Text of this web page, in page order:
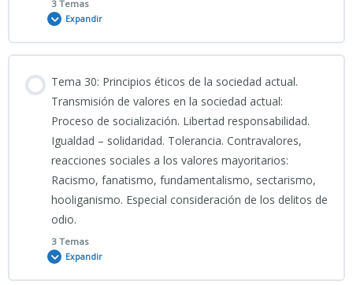
TEST 6_TEMA 26 CNP
TEST 7_TEMA 26 CNP
TEST 8_TEMA 26 CNP
TEST 1_TEMA 27 CNP
TEST 2_TEMA 27 CNP
TEST 3_TEMA 27 CNP
TEST 4_TEMA 27 CNP
TEST 5_TEMA 27 CNP
TEST 6_TEMA 27 CNP
PRESENTACIÓN TEMA 28 CNP
INFOTEMA 28 CNP
3 Temas
Expandir
0% COMPLETADO 0/3 Pasos
Clase grabada Tema 29 CNP_27_05_2026
PRESENTACIÓN_TEMA 29
CNP_Silencio_Comportamiento_Social_y_Valores
Tema 30: Principios éticos de la sociedad actual.
Transmisión de valores en la sociedad actual:
Proceso de socialización. Libertad responsabilidad.
Igualdad – solidaridad. Tolerancia. Contravalores,
reacciones sociales a los valores mayoritarios:
Racismo, fanatismo, fundamentalismo, sectarismo,
hooliganismo. Especial consideración de los delitos de
odio.
3 Temas
Expandir